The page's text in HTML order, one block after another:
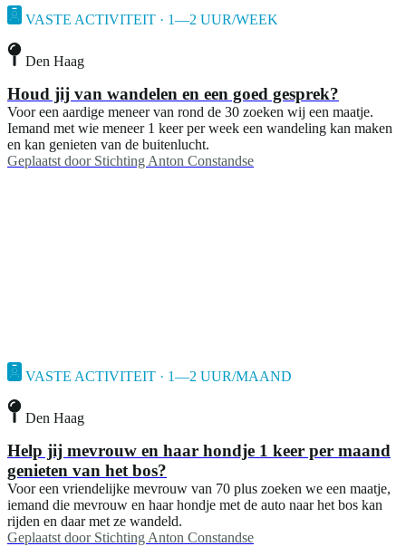
VASTE ACTIVITEIT · 1—2 UUR/WEEK
Den Haag
Houd jij van wandelen en een goed gesprek?
Voor een aardige meneer van rond de 30 zoeken wij een maatje.
Iemand met wie meneer 1 keer per week een wandeling kan maken
en kan genieten van de buitenlucht.
Geplaatst door Stichting Anton Constandse
VASTE ACTIVITEIT · 1—2 UUR/MAAND
Den Haag
Help jij mevrouw en haar hondje 1 keer per maand
genieten van het bos?
Voor een vriendelijke mevrouw van 70 plus zoeken we een maatje,
iemand die mevrouw en haar hondje met de auto naar het bos kan
rijden en daar met ze wandeld.
Geplaatst door Stichting Anton Constandse